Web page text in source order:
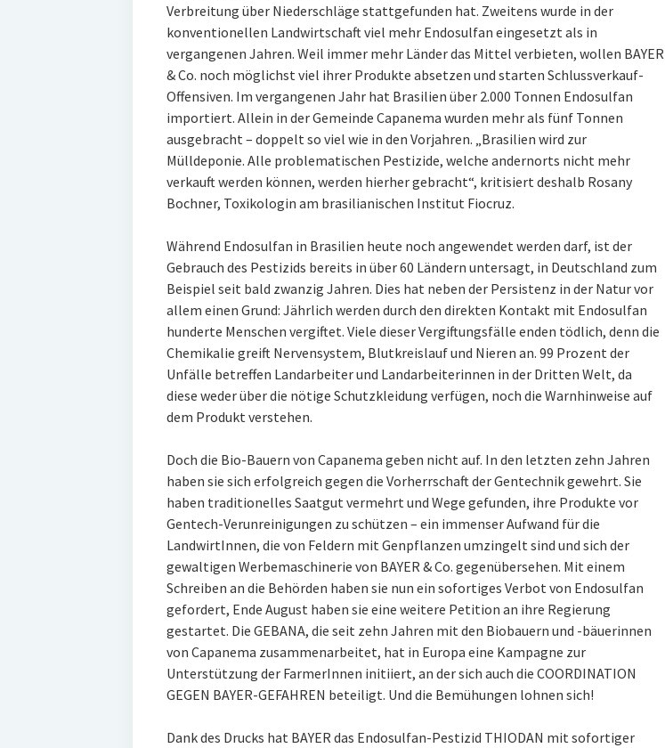
Verbreitung über Niederschläge stattgefunden hat. Zweitens wurde in der
konventionellen Landwirtschaft viel mehr Endosulfan eingesetzt als in
vergangenen Jahren. Weil immer mehr Länder das Mittel verbieten, wollen BAYER
& Co. noch möglichst viel ihrer Produkte absetzen und starten Schlussverkauf-
Offensiven. Im vergangenen Jahr hat Brasilien über 2.000 Tonnen Endosulfan
importiert. Allein in der Gemeinde Capanema wurden mehr als fünf Tonnen
ausgebracht – doppelt so viel wie in den Vorjahren. „Brasilien wird zur
Mülldeponie. Alle problematischen Pestizide, welche andernorts nicht mehr
verkauft werden können, werden hierher gebracht“, kritisiert deshalb Rosany
Bochner, Toxikologin am brasilianischen Institut Fiocruz.
Während Endosulfan in Brasilien heute noch angewendet werden darf, ist der
Gebrauch des Pestizids bereits in über 60 Ländern untersagt, in Deutschland zum
Beispiel seit bald zwanzig Jahren. Dies hat neben der Persistenz in der Natur vor
allem einen Grund: Jährlich werden durch den direkten Kontakt mit Endosulfan
hunderte Menschen vergiftet. Viele dieser Vergiftungsfälle enden tödlich, denn die
Chemikalie greift Nervensystem, Blutkreislauf und Nieren an. 99 Prozent der
Unfälle betreffen Landarbeiter und Landarbeiterinnen in der Dritten Welt, da
diese weder über die nötige Schutzkleidung verfügen, noch die Warnhinweise auf
dem Produkt verstehen.
Doch die Bio-Bauern von Capanema geben nicht auf. In den letzten zehn Jahren
haben sie sich erfolgreich gegen die Vorherrschaft der Gentechnik gewehrt. Sie
haben traditionelles Saatgut vermehrt und Wege gefunden, ihre Produkte vor
Gentech-Verunreinigungen zu schützen – ein immenser Aufwand für die
LandwirtInnen, die von Feldern mit Genpflanzen umzingelt sind und sich der
gewaltigen Werbemaschinerie von BAYER & Co. gegenübersehen. Mit einem
Schreiben an die Behörden haben sie nun ein sofortiges Verbot von Endosulfan
gefordert, Ende August haben sie eine weitere Petition an ihre Regierung
gestartet. Die GEBANA, die seit zehn Jahren mit den Biobauern und -bäuerinnen
von Capanema zusammenarbeitet, hat in Europa eine Kampagne zur
Unterstützung der FarmerInnen initiiert, an der sich auch die COORDINATION
GEGEN BAYER-GEFAHREN beteiligt. Und die Bemühungen lohnen sich!
Dank des Drucks hat BAYER das Endosulfan-Pestizid THIODAN mit sofortiger